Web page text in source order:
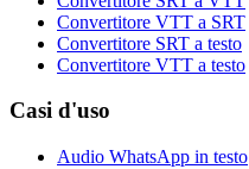
Convertitore VTT a SRT
Convertitore SRT a testo
Convertitore VTT a testo
Casi d'uso
Audio WhatsApp in testo